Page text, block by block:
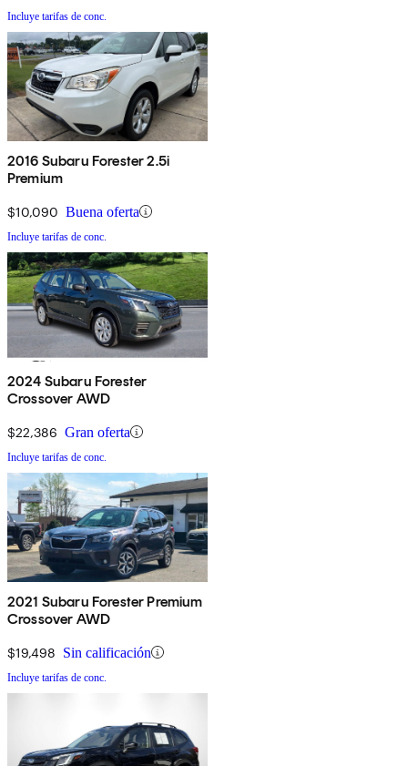
Incluye tarifas de conc.
2016 Subaru Forester 2.5i
Premium
$10,090 Buena oferta
Incluye tarifas de conc.
2024 Subaru Forester
Crossover AWD
$22,386 Gran oferta
Incluye tarifas de conc.
2021 Subaru Forester Premium
Crossover AWD
$19,498 Sin calificación
Incluye tarifas de conc.